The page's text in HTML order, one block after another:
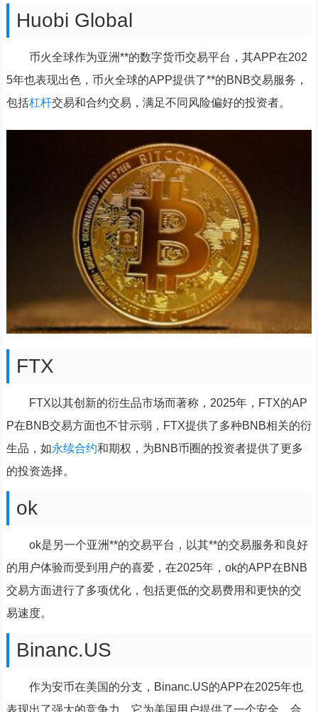
Huobi Global
币火全球作为亚洲**的数字货币交易平台，其APP在202
5年也表现出色，币火全球的APP提供了**的BNB交易服务，
包括杠杆交易和合约交易，满足不同风险偏好的投资者。
FTX
FTX以其创新的衍生品市场而著称，2025年，FTX的AP
P在BNB交易方面也不甘示弱，FTX提供了多种BNB相关的衍
生品，如永续合约和期权，为BNB币圈的投资者提供了更多
的投资选择。
ok
ok是另一个亚洲**的交易平台，以其**的交易服务和良好
的用户体验而受到用户的喜爱，在2025年，ok的APP在BNB
交易方面进行了多项优化，包括更低的交易费用和更快的交
易速度。
Binanc.US
作为安币在美国的分支，Binanc.US的APP在2025年也
表现出了强大的竞争力，它为美国用户提供了一个安全、合